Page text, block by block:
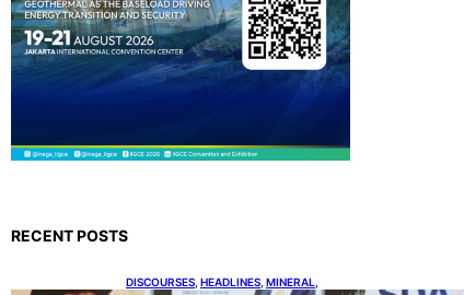
RECENT POSTS
DISCOURSES HEADLINES MINERAL